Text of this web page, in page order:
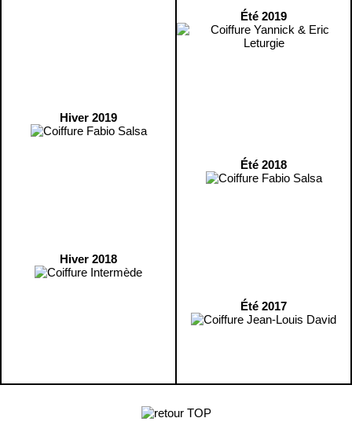
Hiver 2019
Hiver 2018
Été 2019
Été 2018
Été 2017